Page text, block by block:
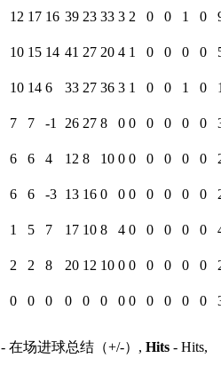
12 17 16 39 23 33 3 2 0 0 1 0
10 15 14 41 27 20 4 1 0 0 0 0
10 14 6 33 27 36 3 1 0 0 1 0
7 7 -1 26 27 8 0 0 0 0 0 0
6 6 4 12 8 10 0 0 0 0 0 0
6 6 -3 13 16 0 0 0 0 0 0 0
1 5 7 17 10 8 4 0 0 0 0 0
2 2 8 20 12 10 0 0 0 0 0 0
0 0 0 0 0 0 0 0 0 0 0 0
- 在场进球总结（+/-）, Hits - Hits,